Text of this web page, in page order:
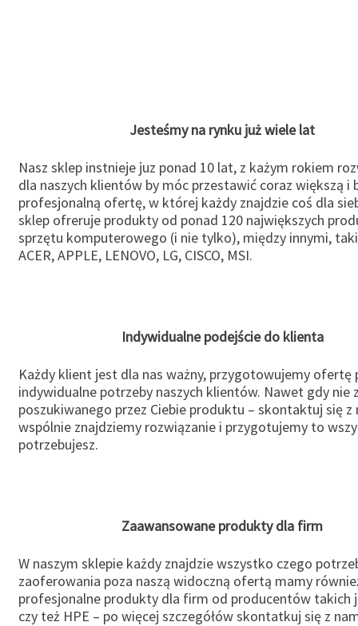
Jesteśmy na rynku już wiele lat
Nasz sklep instnieje juz ponad 10 lat, z każym rokiem
dla naszych klientów by móc przestawić coraz większą i
profesjonalną ofertę, w której każdy znajdzie coś dla
sklep ofreruje produkty od ponad 120 największych
sprzętu komputerowego (i nie tylko), między innymi,
ACER, APPLE, LENOVO, LG, CISCO, MSI.
Indywidualne podejście do klienta
Każdy klient jest dla nas ważny, przygotowujemy ofertę
indywidualne potrzeby naszych klientów. Nawet gdy nie
poszukiwanego przez Ciebie produktu – skontaktuj się z
wspólnie znajdziemy rozwiązanie i przygotujemy to
potrzebujesz.
Zaawansowane produkty dla firm
W naszym sklepie każdy znajdzie wszystko czego
zaoferowania poza naszą widoczną ofertą mamy
profesjonalne produkty dla firm od producentów takich
czy też HPE – po więcej szczegółów skontatkuj się z